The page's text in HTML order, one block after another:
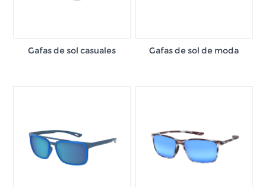
Gafas de sol casuales Gafas de sol de moda